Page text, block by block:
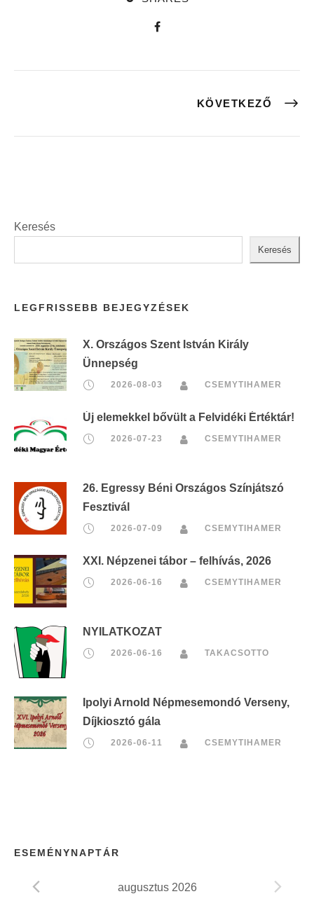
KÖVETKEZŐ
Keresés
Keresés
LEGFRISSEBB BEJEGYZÉSEK
X. Országos Szent István Király
Ünnepség
2026-08-03 CSEMYTIHAMER
Új elemekkel bővült a Felvidéki Értéktár!
2026-07-23 CSEMYTIHAMER
26. Egressy Béni Országos Színjátszó
Fesztivál
2026-07-09 CSEMYTIHAMER
XXI. Népzenei tábor – felhívás, 2026
2026-06-16 CSEMYTIHAMER
NYILATKOZAT
2026-06-16 TAKACSOTTO
Ipolyi Arnold Népmesemondó Verseny,
Díjkiosztó gála
2026-06-11 CSEMYTIHAMER
ESEMÉNYNAPTÁR
augusztus 2026